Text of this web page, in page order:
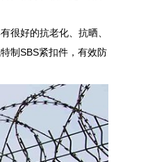
很好的抗老化、抗晒、
制SBS紧扣件，有效防